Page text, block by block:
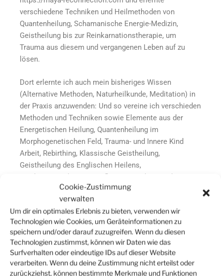
Cookie-Zustimmung
verwalten
Um dir ein optimales Erlebnis zu bieten, verwenden wir
Technologien wie Cookies, um Geräteinformationen zu
speichern und/oder darauf zuzugreifen. Wenn du diesen
Technologien zustimmst, können wir Daten wie das
Surfverhalten oder eindeutige IDs auf dieser Website
verarbeiten. Wenn du deine Zustimmung nicht erteilst oder
zurückziehst, können bestimmte Merkmale und Funktionen
verschiedene Techniken und Heilmethoden von
Quantenheilung, Schamanische Energie-Medizin,
Geistheilung bis zur Reinkarnationstherapie, um
Trauma aus diesem und vergangenen Leben auf zu
lösen.
Dort erlernte ich auch mein bisheriges Wissen
(Alternative Methoden, Naturheilkunde, Meditation) in
der Praxis anzuwenden: Und so vereine ich verschieden
Methoden und Techniken sowie Elemente aus der
Energetischen Heilung, Quantenheilung im
Morphogenetischen Feld, Trauma- und Innere Kind
Arbeit, Rebirthing, Klassische Geistheilung,
Geistheilung des Englischen Heilens,
Reinkarnationtherapie, Auflösung von karmischen
Verträgen, Schamanische Herzöffnung und Energie-
Medizin mit Alternativen Methoden und Naturkosmetik
zu verbinden.